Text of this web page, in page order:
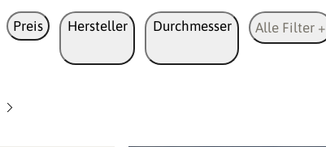
Preis Hersteller Durchmesser Alle Filter +